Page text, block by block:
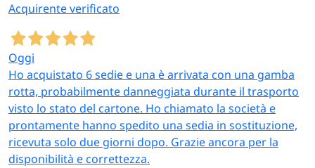
Acquirente verificato
Oggi
Ho acquistato 6 sedie e una è arrivata con una gamba
rotta, probabilmente danneggiata durante il trasporto
visto lo stato del cartone. Ho chiamato la società e
prontamente hanno spedito una sedia in sostituzione,
ricevuta solo due giorni dopo. Grazie ancora per la
disponibilità e correttezza.